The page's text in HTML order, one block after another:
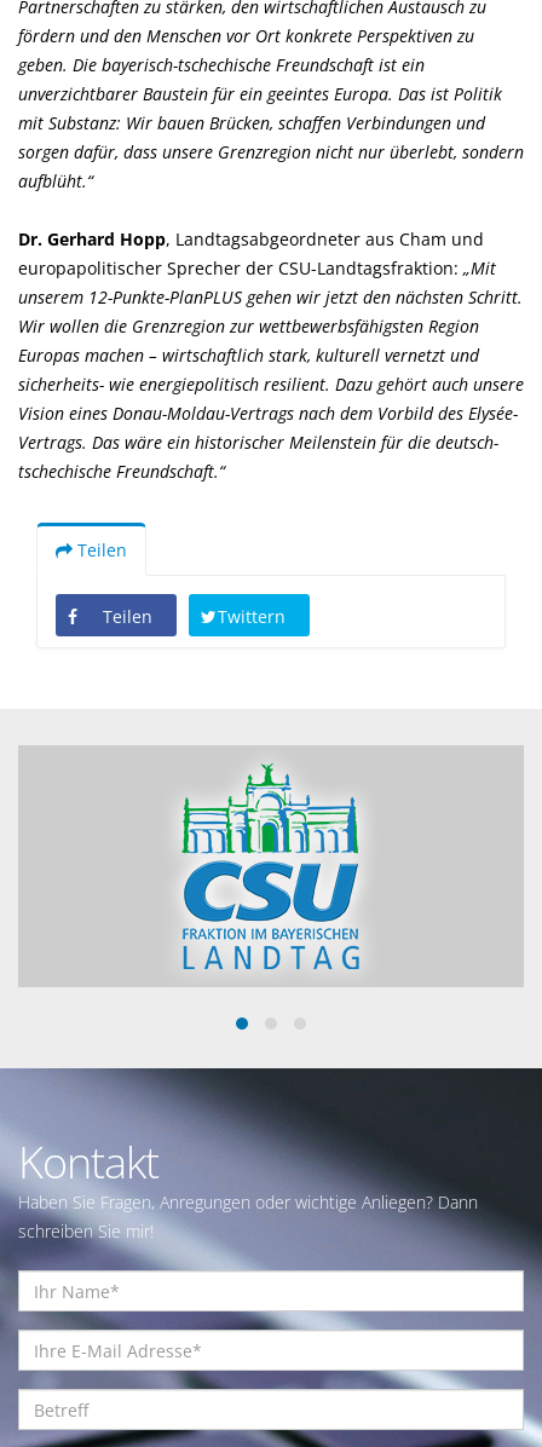
Partnerschaften zu stärken, den wirtschaftlichen Austausch zu
fördern und den Menschen vor Ort konkrete Perspektiven zu
geben. Die bayerisch-tschechische Freundschaft ist ein
unverzichtbarer Baustein für ein geeintes Europa. Das ist Politik
mit Substanz: Wir bauen Brücken, schaffen Verbindungen und
sorgen dafür, dass unsere Grenzregion nicht nur überlebt, sondern
aufblüht.“
Dr. Gerhard Hopp, Landtagsabgeordneter aus Cham und
europapolitischer Sprecher der CSU-Landtagsfraktion: Mit
unserem 12-Punkte-PlanPLUS gehen wir jetzt den nächsten Schritt.
Wir wollen die Grenzregion zur wettbewerbsfähigsten Region
Europas machen – wirtschaftlich stark, kulturell vernetzt und
sicherheits- wie energiepolitisch resilient. Dazu gehört auch unsere
Vision eines Donau-Moldau-Vertrags nach dem Vorbild des Elysée-
Vertrags. Das wäre ein historischer Meilenstein für die deutsch-
tschechische Freundschaft.“
Teilen
Teilen Twittern
Kontakt
Haben Sie Fragen, Anregungen oder wichtige Anliegen? Dann
schreiben Sie mir!